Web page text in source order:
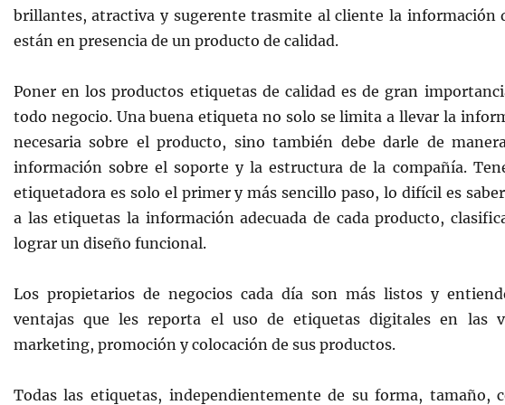
brillantes, atractiva y sugerente trasmite al cliente la información
están en presencia de un producto de calidad.
Poner en los productos etiquetas de calidad es de gran
todo negocio. Una buena etiqueta no solo se limita a llevar la
necesaria sobre el producto, sino también debe darle de
información sobre el soporte y la estructura de la compañía.
etiquetadora es solo el primer y más sencillo paso, lo difícil es
a las etiquetas la información adecuada de cada producto,
lograr un diseño funcional.
Los propietarios de negocios cada día son más listos y
ventajas que les reporta el uso de etiquetas digitales en las
marketing, promoción y colocación de sus productos.
Todas las etiquetas, independientemente de su forma, tamaño,